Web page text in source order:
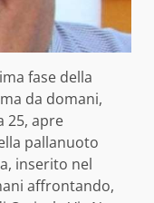
fase della
da domani,
25, apre
pallanuoto
inserito nel
affrontando,